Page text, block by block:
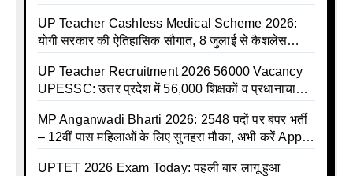
UP Teacher Cashless Medical Scheme 2026:
योगी सरकार की ऐतिहासिक सौगात, 8 जुलाई से कैशलेस
UP Teacher Recruitment 2026 56000 Vacancy
UPESSC: उत्तर प्रदेश में 56,000 शिक्षकों व प्रधानाचार्यों
MP Anganwadi Bharti 2026: 2548 पदों पर बंपर भर्ती
– 12वीं पास महिलाओं के लिए सुनहरा मौका, अभी करें Apply
UPTET 2026 Exam Today: पहली बार लागू हुआ